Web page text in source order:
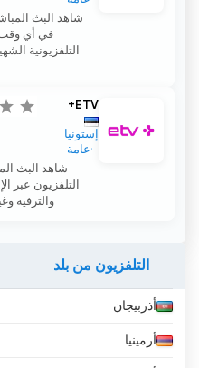
في أي وقت
التلفزيونية
ETV+
إستونيا
عامة
التلفزيون عبر
والترفيه
التلفزيون من بلد
أذربيجان
أرمينيا